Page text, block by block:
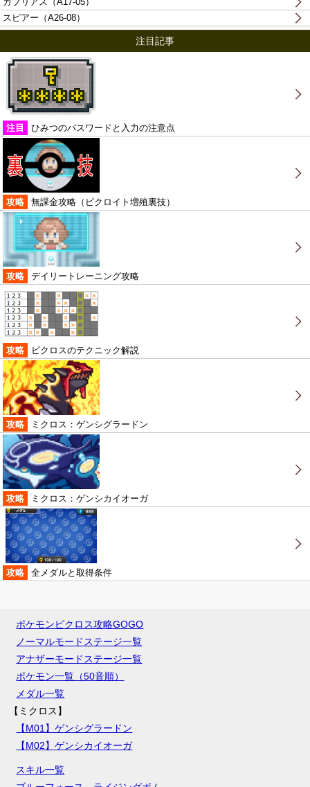
スピアー（A26-08）
注目記事
注目 ひみつのパスワードと入力の注意点
攻略 無課金攻略（ピクロイト増殖裏技）
攻略 デイリートレーニング攻略
攻略 ピクロスのテクニック解説
攻略 ミクロス：ゲンシグラードン
攻略 ミクロス：ゲンシカイオーガ
攻略 全メダルと取得条件
ポケモンピクロス攻略GOGO
ノーマルモードステージ一覧
アナザーモードステージ一覧
ポケモン一覧（50音順）
メダル一覧
【ミクロス】
【M01】ゲンシグラードン
【M02】ゲンシカイオーガ
スキル一覧